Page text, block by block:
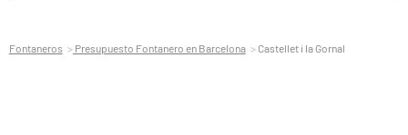
Fontaneros Presupuesto Fontanero en Barcelona Castellet i la Gornal